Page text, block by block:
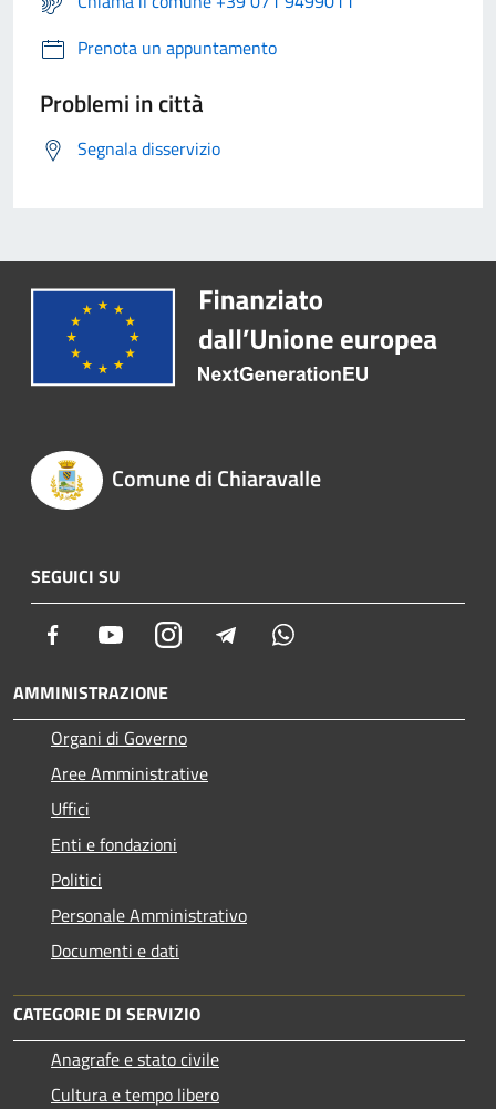
Prenota un appuntamento
Problemi in città
Segnala disservizio
Comune di Chiaravalle
SEGUICI SU
Facebook YoutubeInstagram Telegram
AMMINISTRAZIONE
Organi di Governo
Aree Amministrative
Uffici
Enti e fondazioni
Politici
Personale Amministrativo
Documenti e dati
CATEGORIE DI SERVIZIO
Anagrafe e stato civile
Cultura e tempo libero